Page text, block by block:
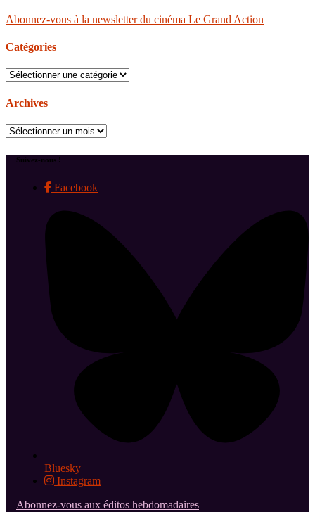
Abonnez-vous à la newsletter du cinéma Le Grand Action
Catégories
Catégories
Archives
Archives
Suivez-nous !
Facebook
Bluesky
Instagram
Abonnez-vous aux éditos hebdomadaires